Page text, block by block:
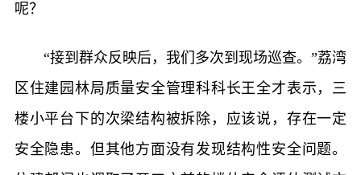
呢？
“接到群众反映后，我们多次到现场巡查。”荔湾
区住建园林局质量安全管理科科长王全才表示，三
楼小平台下的次梁结构被拆除，应该说，存在一定
安全隐患。但其他方面没有发现结构性安全问题。